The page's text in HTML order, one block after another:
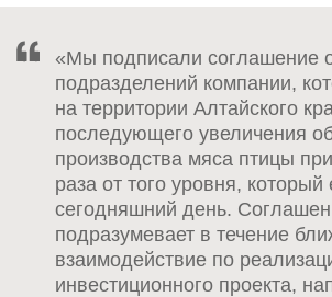
«Мы подписали соглашение
подразделений компании,
на территории Алтайского
последующего увеличения
производства мяса птицы
раза от того уровня, который
сегодняшний день.
подразумевает в течение
взаимодействие по
инвестиционного проекта,